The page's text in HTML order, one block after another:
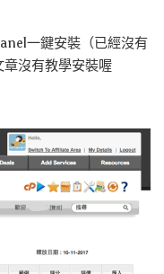
一鍵安裝（已經沒有
章沒有教學安裝喔